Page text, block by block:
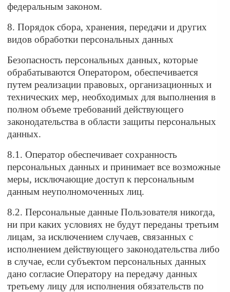
федеральным законом.
8. Порядок сбора, хранения, передачи и других
видов обработки персональных данных
Безопасность персональных данных, которые
обрабатываются Оператором, обеспечивается
путем реализации правовых, организационных и
технических мер, необходимых для выполнения в
полном объеме требований действующего
законодательства в области защиты персональных
данных.
8.1. Оператор обеспечивает сохранность
персональных данных и принимает все возможные
меры, исключающие доступ к персональным
данным неуполномоченных лиц.
8.2. Персональные данные Пользователя никогда,
ни при каких условиях не будут переданы третьим
лицам, за исключением случаев, связанных с
исполнением действующего законодательства либо
в случае, если субъектом персональных данных
дано согласие Оператору на передачу данных
третьему лицу для исполнения обязательств по